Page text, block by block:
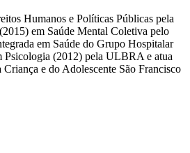
Humanos e Políticas Públicas pela
em Saúde Mental Coletiva pelo
em Saúde do Grupo Hospitalar
Psicologia (2012) pela ULBRA e atua
e do Adolescente São Francisco